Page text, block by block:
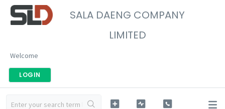
SALA DAENG COMPANY
LIMITED
Welcome
LOGIN